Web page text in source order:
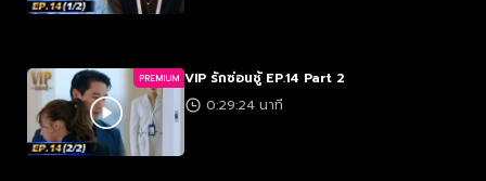
PREMIUM VIP รักซ่อนชู้ EP.14 Part 2
0:29:24 นาที